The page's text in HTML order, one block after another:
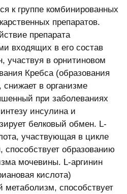
к группе комбинированных
препаратов.
препарата
входящих в его состав
участвуя в орнитиновом
Кребса (образования
в организме
при заболеваниях
инсулина и
белковый обмен. L-
участвующая в цикле
образованию
мочевины. L-аргинин
кислота)
метаболизм, способствует